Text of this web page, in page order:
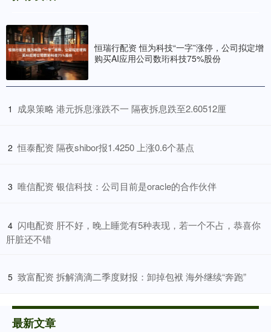
恒瑞行配资 恒为科技“一字”涨停，公司拟定增
购买AI应用公司数珩科技75%股份
1 ​成泉策略 港元拆息涨跌不一 隔夜拆息跌至2.60512厘
2 ​恒泰配资 隔夜shibor报1.4250 上涨0.6个基点
3 ​唯信配资 银信科技：公司目前是oracle的合作伙伴
4 ​闪电配资 肝不好，晚上睡觉有5种表现，若一个不占，恭喜你
肝脏还不错
5 ​致富配资 拆解滴滴二季度财报：卸掉包袱 海外继续“奔跑”
最新文章